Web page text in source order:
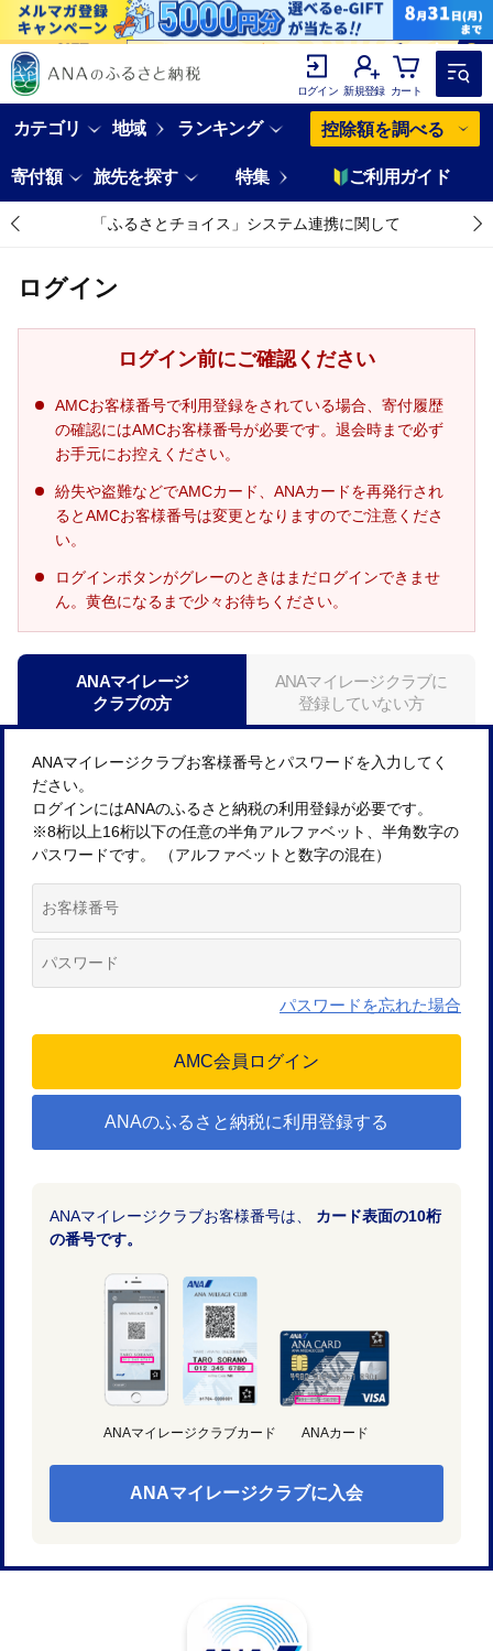
ログイン 新規登録 カート
カテゴリ 地域 ランキング 控除額を調べる
寄付額 旅先を探す 特集 ご利用ガイド
「ふるさとチョイス」システム連携に関して
ログイン
ログイン前にご確認ください
AMCお客様番号で利用登録をされている場合、寄付履歴
の確認にはAMCお客様番号が必要です。退会時まで必ず
お手元にお控えください。
紛失や盗難などでAMCカード、ANAカードを再発行され
るとAMCお客様番号は変更となりますのでご注意くださ
い。
ログインボタンがグレーのときはまだログインできませ
ん。黄色になるまで少々お待ちください。
ANAマイレージ
クラブの方
ANAマイレージクラブに
登録していない方
ANAマイレージクラブお客様番号とパスワードを入力してく
ださい。
ログインにはANAのふるさと納税の利用登録が必要です。
※8桁以上16桁以下の任意の半角アルファベット、半角数字の
パスワードです。 （アルファベットと数字の混在）
パスワードを忘れた場合
ANAのふるさと納税に利用登録する
ANAマイレージクラブお客様番号は、 カード表面の10桁
の番号です。
ANAマイレージクラブカード ANAカード
ANAマイレージクラブに入会